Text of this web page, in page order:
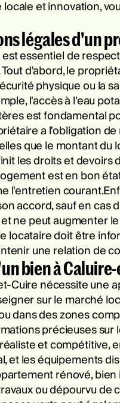
et innovation,
légales d'un
essentiel de
d'abord, le
physique ou la
l'accès à l'eau
est fondamental
a l'obligation
que le montant du
les droits et
est en bon
l'entretien
accord, sauf en cas
ne peut augmenter
locataire doit être
une relation de
bien à
Cuire nécessite une
sur le marché
dans des zones
précieuses
et compétitive,
et les équipements
rénové,
ou dépourvu